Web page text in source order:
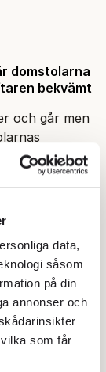
data,
såsom
på din
annonser och
som får
domstolarna
bekvämt
och går men
verkar
upp på
kan ett
politiska
det
Förföljelsen
att
av landets